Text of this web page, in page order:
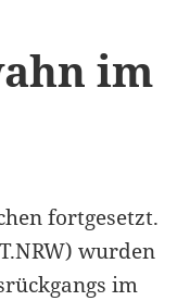
im
fortgesetzt.
wurden
im